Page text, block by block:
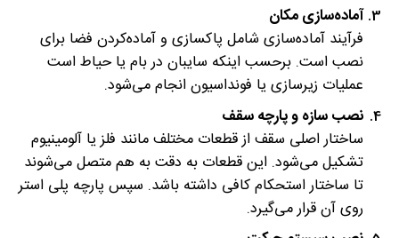
آماده‌سازی مکان
فرآیند آماده‌سازی شامل پاکسازی و آماده‌کردن فضا برای
نصب است. برحسب اینکه سایبان در بام یا حیاط است
عملیات زیرسازی یا فونداسیون انجام می‌شود.
نصب سازه و پارچه سقف
ساختار اصلی سقف از قطعات مختلف مانند فلز یا آلومینیوم
تشکیل می‌شود. این قطعات به دقت به هم متصل می‌شوند
تا ساختار استحکام کافی داشته باشد. سپس پارچه پلی استر
روی آن قرار می‌گیرد.